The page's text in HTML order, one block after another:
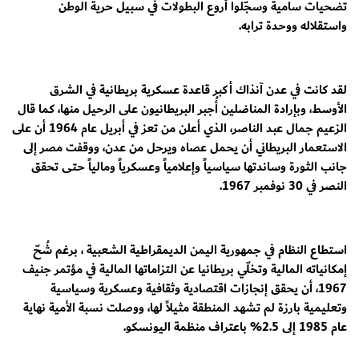
تضحيات سامية وسجّلوا أروع البطولات في سبيل حرية الوطن
واستقلاله ووحدة ترابه.
لقد كانت في عدن آنذاك أكبر قاعدة عسكرية بريطانية في الشرق
الأوسط، وبإرادة المناضلين أُجبر البريطانيون على الرحيل منها، كما قال
الزعيم جمال عبد الناصر، الذي أعلن من تعز في أبريل عام 1964 أن على
الاستعمار البريطاني أن يحمل عصاه ويرحل من عدن، ووقفت مصر إلى
جانب الثورة وساندتها سياسياً وإعلامياً وعسكرياً ومالياً حتى تحقق
النصر في 30 نوفمبر 1967.
استطاع النظام في جمهورية اليمن الديمقراطية الشعبية ، برغم شُحّ
إمكانياته المالية وتخلّي بريطانيا عن التزاماتها المالية في مؤتمر جنيف
1967، أن يحقق إنجازات اقتصادية وثقافية وعسكرية وسياسية
وتعليمية بارزة لم تشهد المنطقة مثيلاً لها، ووصلت نسبة الأمية نهاية
عام 1985 إلى 2.5% باعتراف منظمة اليونسكو.